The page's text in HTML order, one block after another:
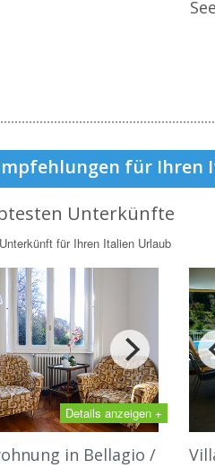
See
für Ihren
Unterkünfte
für Ihren Italien Urlaub
Details anzeigen +
in Bellagio /